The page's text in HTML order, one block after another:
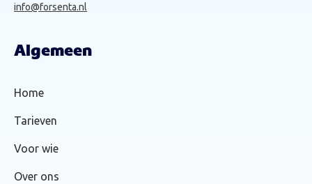
info@forsenta.nl
Algemeen
Home
Tarieven
Voor wie
Over ons